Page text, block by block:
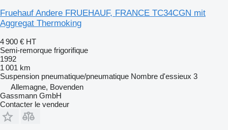
Fruehauf Andere FRUEHAUF, FRANCE TC34CGN mit
Aggregat Thermoking
4 900 € HT
Semi-remorque frigorifique
1992
1 001 km
Suspension pneumatique/pneumatique Nombre d'essieux 3
Allemagne, Bovenden
Gassmann GmbH
Contacter le vendeur